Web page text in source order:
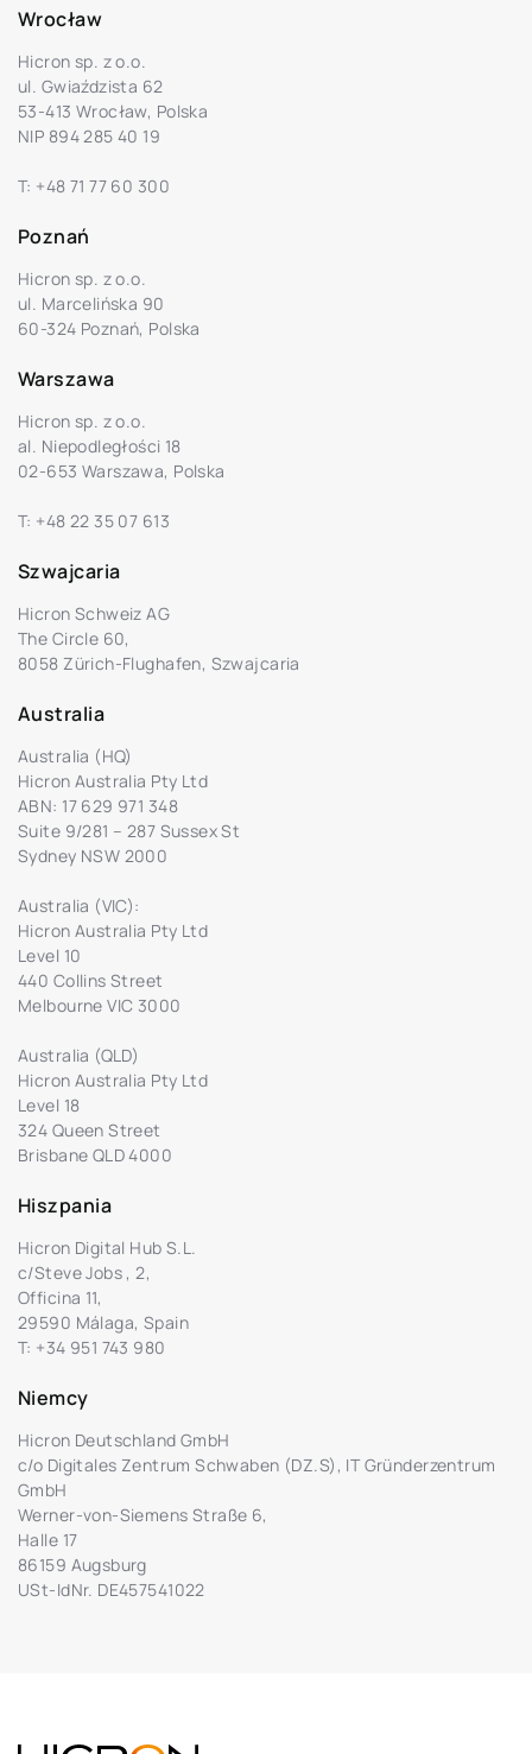
Wrocław
Hicron sp. z o.o.
ul. Gwiaździsta 62
53-413 Wrocław, Polska
NIP 894 285 40 19
T: +48 71 77 60 300
Poznań
Hicron sp. z o.o.
ul. Marcelińska 90
60-324 Poznań, Polska
Warszawa
Hicron sp. z o.o.
al. Niepodległości 18
02-653 Warszawa, Polska
T: +48 22 35 07 613
Szwajcaria
Hicron Schweiz AG
The Circle 60,
8058 Zürich-Flughafen, Szwajcaria
Australia
Australia (HQ)
Hicron Australia Pty Ltd
ABN: 17 629 971 348
Suite 9/281 – 287 Sussex St
Sydney NSW 2000
Australia (VIC):
Hicron Australia Pty Ltd
Level 10
440 Collins Street
Melbourne VIC 3000
Australia (QLD)
Hicron Australia Pty Ltd
Level 18
324 Queen Street
Brisbane QLD 4000
Hiszpania
Hicron Digital Hub S.L.
c/Steve Jobs , 2,
Officina 11,
29590 Málaga, Spain
T: +34 951 743 980
Niemcy
Hicron Deutschland GmbH
c/o Digitales Zentrum Schwaben (DZ.S), IT Gründerzentrum
GmbH
Werner-von-Siemens Straße 6,
Halle 17
86159 Augsburg
USt-IdNr. DE457541022